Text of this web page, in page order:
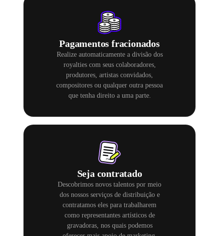
Pagamentos fracionados
Realize automaticamente a divisão dos
royalties com seus colaboradores,
produtores, artistas convidados,
compositores ou qualquer outra pessoa
que tenha direito a uma parte.
Seja contratado
Descobrimos novos talentos por meio
dos nossos serviços de distribuição e
contratamos eles para trabalharem
como representantes artísticos de
gravadoras, nos quais podemos